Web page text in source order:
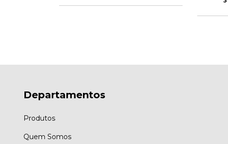
Departamentos
Produtos
Quem Somos